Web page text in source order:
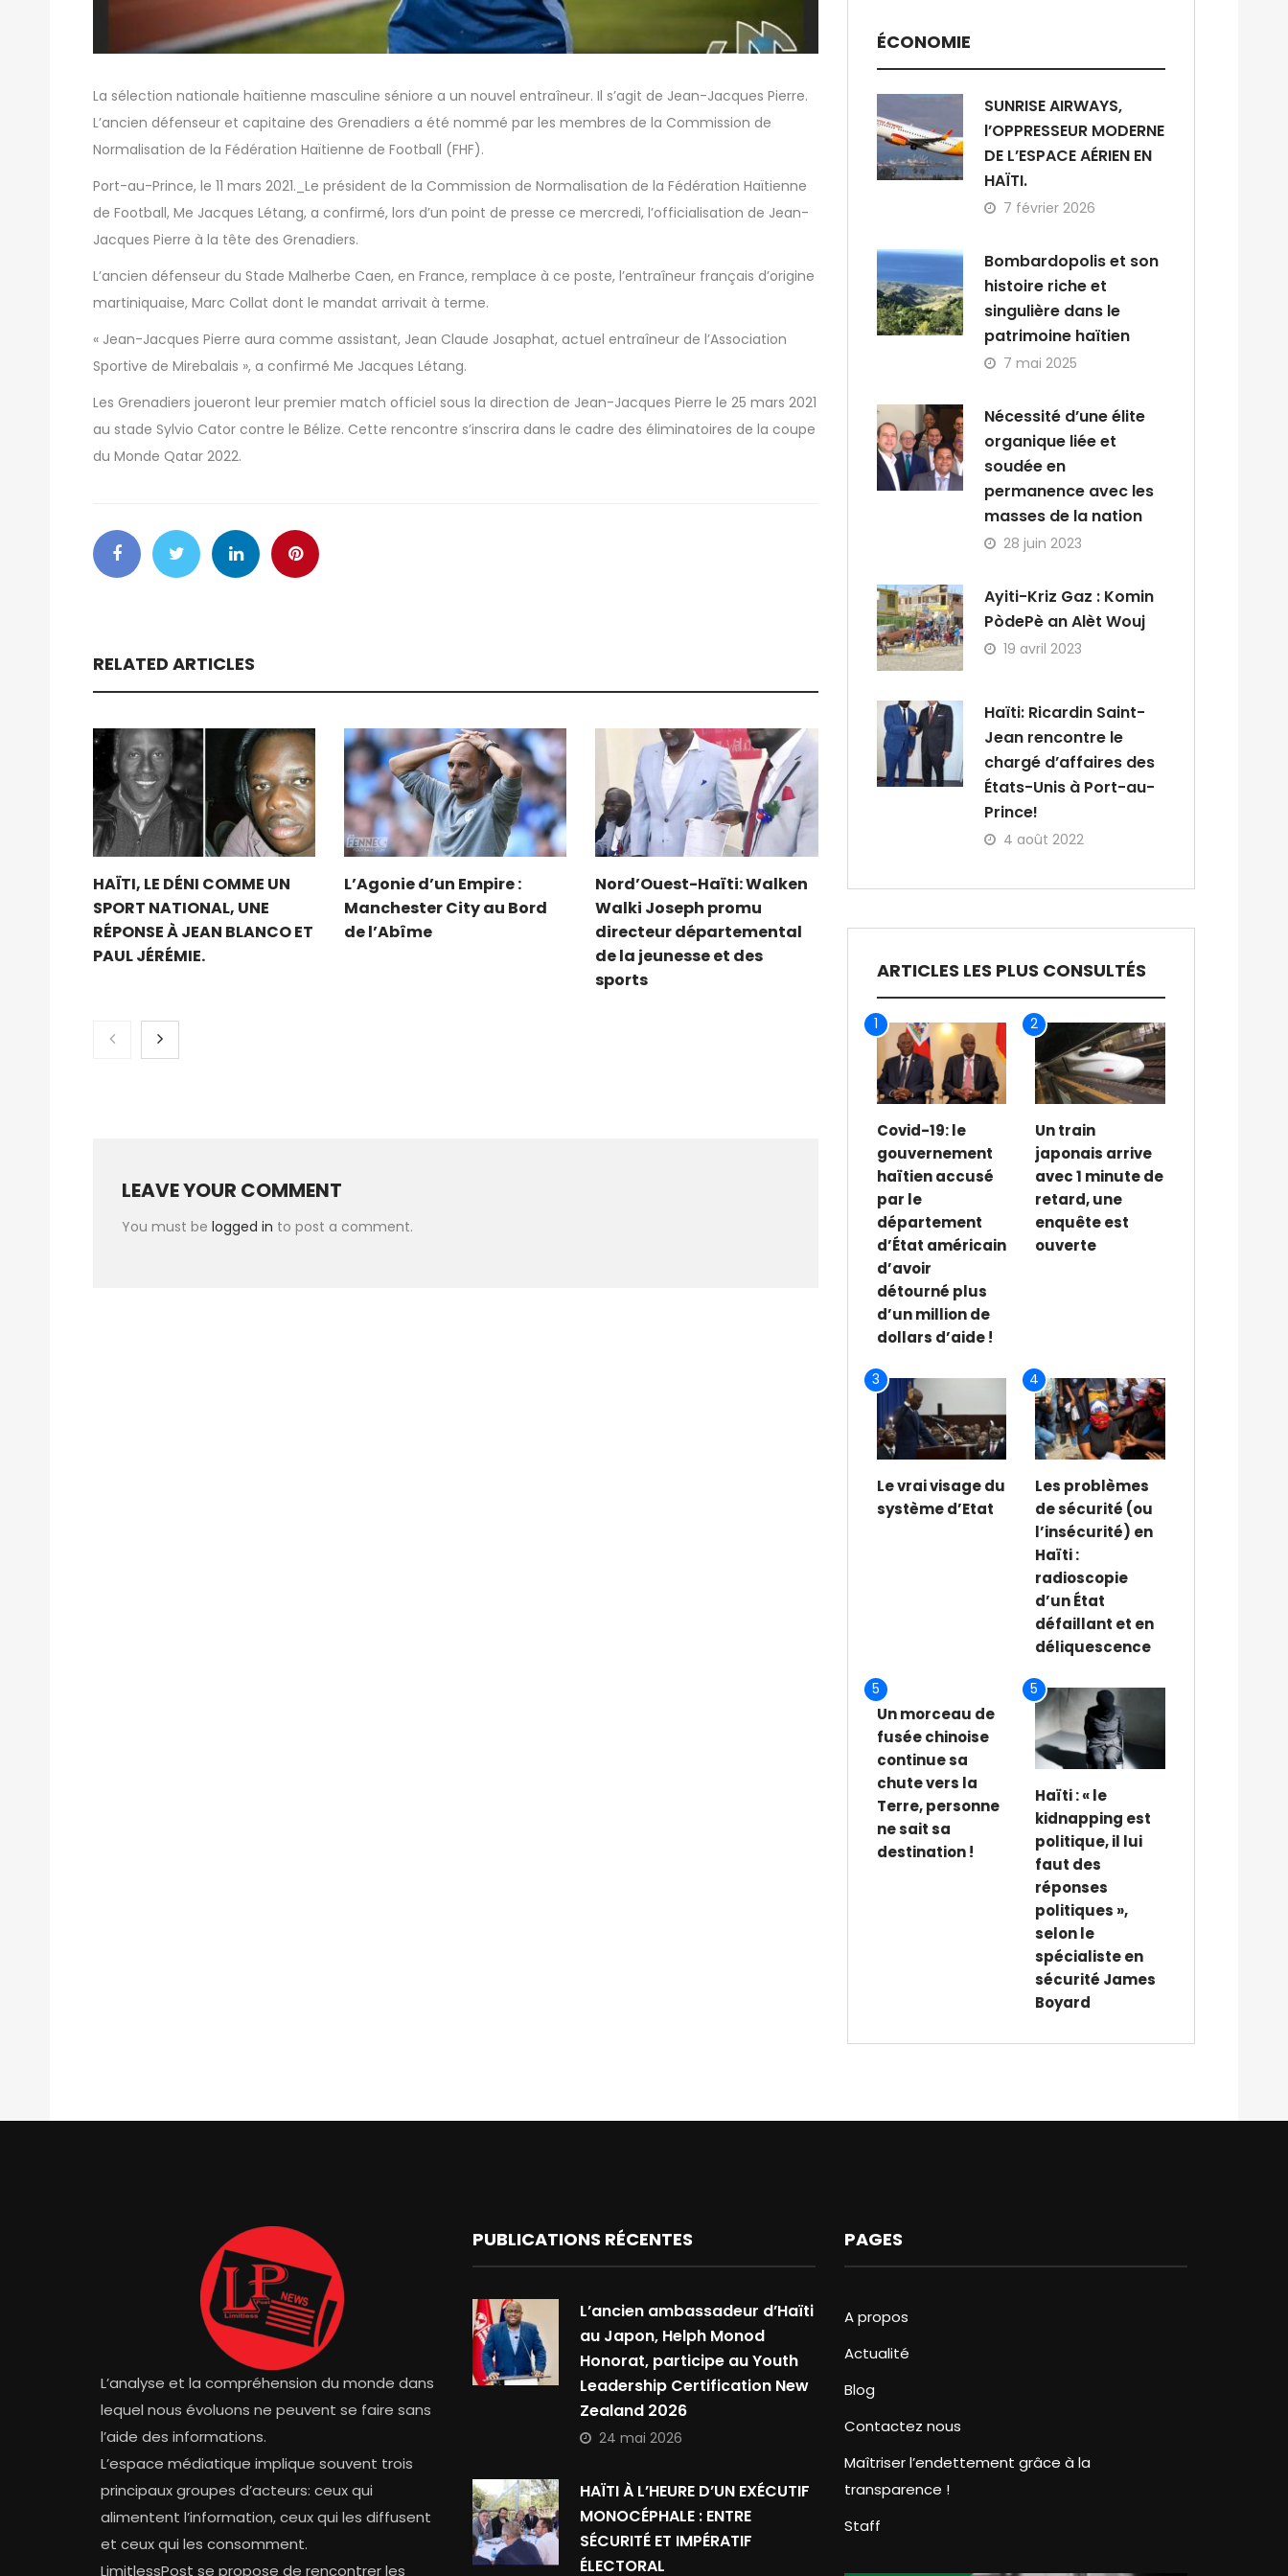
La sélection nationale haïtienne masculine séniore a un nouvel entraîneur. Il s’agit de Jean-Jacques Pierre.
L’ancien défenseur et capitaine des Grenadiers a été nommé par les membres de la Commission de
Normalisation de la Fédération Haïtienne de Football (FHF).
Port-au-Prince, le 11 mars 2021._Le président de la Commission de Normalisation de la Fédération Haïtienne
de Football, Me Jacques Létang, a confirmé, lors d’un point de presse ce mercredi, l’officialisation de Jean-
Jacques Pierre à la tête des Grenadiers.
L’ancien défenseur du Stade Malherbe Caen, en France, remplace à ce poste, l’entraîneur français d’origine
martiniquaise, Marc Collat dont le mandat arrivait à terme.
« Jean-Jacques Pierre aura comme assistant, Jean Claude Josaphat, actuel entraîneur de l’Association
Sportive de Mirebalais », a confirmé Me Jacques Létang.
Les Grenadiers joueront leur premier match officiel sous la direction de Jean-Jacques Pierre le 25 mars 2021
au stade Sylvio Cator contre le Bélize. Cette rencontre s’inscrira dans le cadre des éliminatoires de la coupe
du Monde Qatar 2022.
RELATED ARTICLES
HAÏTI, LE DÉNI COMME UN
SPORT NATIONAL, UNE
RÉPONSE À JEAN BLANCO ET
PAUL JÉRÉMIE.
L’Agonie d’un Empire :
Manchester City au Bord
de l’Abîme
Nord’Ouest-Haïti: Walken
Walki Joseph promu
directeur départemental
de la jeunesse et des
sports
LEAVE YOUR COMMENT
You must be logged in to post a comment.
ÉCONOMIE
SUNRISE AIRWAYS,
l’OPPRESSEUR MODERNE
DE L’ESPACE AÉRIEN EN
HAÏTI.
7 février 2026
Bombardopolis et son
histoire riche et
singulière dans le
patrimoine haïtien
7 mai 2025
Nécessité d’une élite
organique liée et
soudée en
permanence avec les
masses de la nation
28 juin 2023
Ayiti-Kriz Gaz : Komin
PòdePè an Alèt Wouj
19 avril 2023
Haïti: Ricardin Saint-
Jean rencontre le
chargé d’affaires des
États-Unis à Port-au-
Prince!
4 août 2022
ARTICLES LES PLUS CONSULTÉS
1
Covid-19: le
gouvernement
haïtien accusé
par le
département
d’État américain
d’avoir
détourné plus
d’un million de
dollars d’aide !
2
Un train
japonais arrive
avec 1 minute de
retard, une
enquête est
ouverte
3
Le vrai visage du
système d’Etat
4
Les problèmes
de sécurité (ou
l’insécurité) en
Haïti :
radioscopie
d’un État
défaillant et en
déliquescence
5
Un morceau de
fusée chinoise
continue sa
chute vers la
Terre, personne
ne sait sa
destination !
5
Haïti : « le
kidnapping est
politique, il lui
faut des
réponses
politiques »,
selon le
spécialiste en
sécurité James
Boyard
L’analyse et la compréhension du monde dans
lequel nous évoluons ne peuvent se faire sans
l’aide des informations.
L’espace médiatique implique souvent trois
principaux groupes d’acteurs: ceux qui
alimentent l’information, ceux qui les diffusent
et ceux qui les consomment.
LimitlessPost se propose de rencontrer les
PUBLICATIONS RÉCENTES
L’ancien ambassadeur d’Haïti
au Japon, Helph Monod
Honorat, participe au Youth
Leadership Certification New
Zealand 2026
24 mai 2026
HAÏTI À L’HEURE D’UN EXÉCUTIF
MONOCÉPHALE : ENTRE
SÉCURITÉ ET IMPÉRATIF
ÉLECTORAL
PAGES
A propos
Actualité
Blog
Contactez nous
Maîtriser l’endettement grâce à la
transparence !
Staff